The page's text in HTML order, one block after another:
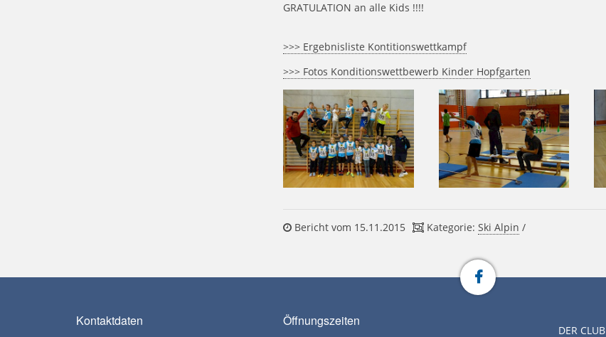
GRATULATION an alle Kids !!!!
>>> Ergebnisliste Kontitionswettkampf
>>> Fotos Konditionswettbewerb Kinder Hopfgarten
Bericht vom 15.11.2015 Kategorie:Ski Alpin /
Kontaktdaten Öffnungszeiten
DER CLUB